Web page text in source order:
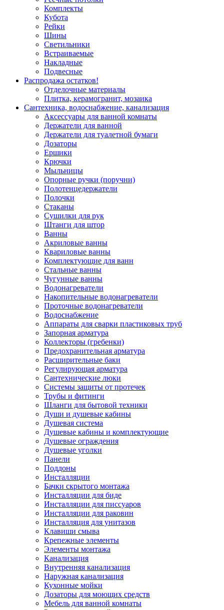
Комплекты
Кубота
Рейки
Шины
Светильники
Встраиваемые
Накладные
Подвесные
Распродажа остатков!
Отделочные материалы
Плитка, керамогранит, мозаика
Сантехника, водоснабжение, канализация
Аксессуары для ванной комнаты
Держатели для ванной
Держатели для туалетной бумаги
Дозаторы
Ершики
Крючки
Мыльницы
Опорные ручки (поручни)
Полотенцедержатели
Полочки
Стаканы
Сушилки для рук
Штанги для штор
Ванны
Акриловые ванны
Квариловые ванны
Комплектующие для ванн
Стальные ванны
Чугунные ванны
Водонагреватели
Накопительные водонагреватели
Проточные водонагреватели
Водоснабжение
Аппараты для сварки пластиковых труб
Запорная арматура
Коллекторы (гребенки)
Предохранительная арматура
Расширительные баки
Регулирующая арматура
Сантехнические люки
Системы защиты от протечек
Трубы и фитинги
Шланги для бытовой техники
Души и душевые кабины
Душевая система
Душевые кабины и комплектующие
Душевые ограждения
Душевые уголки
Панели
Поддоны
Инсталляции
Бачки скрытого монтажа
Инсталляции для биде
Инсталляции для писсуаров
Инсталляции для раковин
Инсталляция для унитазов
Клавиши смыва
Крепежные элементы
Элементы монтажа
Канализация
Внутренняя канализация
Наружная канализация
Кухонные мойки
Дозаторы для моющих средств
Мебель для ванной комнаты